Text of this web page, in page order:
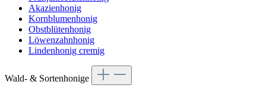
Akazienhonig
Kornblumenhonig
Obstblütenhonig
Löwenzahnhonig
Lindenhonig cremig
Wald- & Sortenhonige